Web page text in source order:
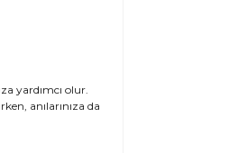
yardımcı olur.
anılarınıza da